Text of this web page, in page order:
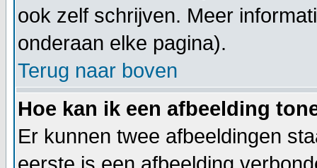
ook zelf schrijven. Meer
onderaan elke pagina).
Terug naar boven
Hoe kan ik een afbeelding
Er kunnen twee afbeeldingen